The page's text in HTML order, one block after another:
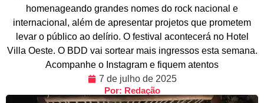
homenageando grandes nomes do rock nacional e
internacional, além de apresentar projetos que prometem
levar o público ao delírio. O festival acontecerá no Hotel
Villa Oeste. O BDD vai sortear mais ingressos esta semana.
Acompanhe o Instagram e fiquem atentos
7 de julho de 2025
Por: Redação